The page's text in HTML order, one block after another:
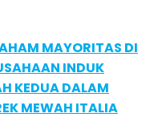
MAYORITAS DI
INDUK
KEDUA DALAM
MEWAH ITALIA